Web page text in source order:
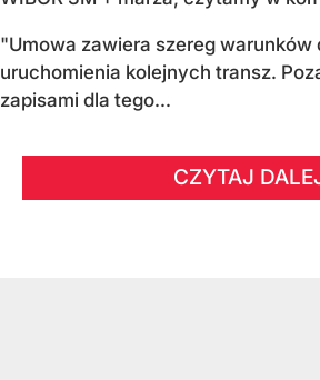
"Umowa zawiera szereg
uruchomienia kolejnych transz.
zapisami dla tego...
CZYTAJ